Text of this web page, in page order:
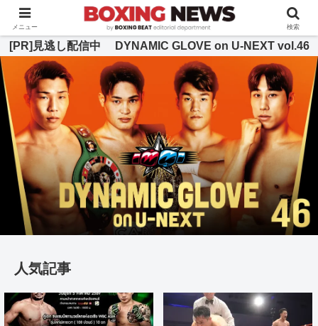
BOXING BEAT [ボクシング・ビート] 公式サイト
[PR]見逃し配信中 DYNAMIC GLOVE on U-NEXT vol.46
人気記事
メニュー 検索